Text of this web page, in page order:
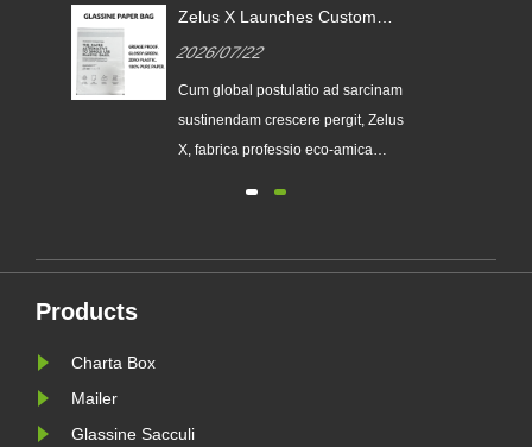
Zelus X Launches Custom
Global brands Replace Single-
use Plastic Packaging
2026/07/22
Cum global postulatio ad sarcinam
sustinendam crescere pergit, Zelus
X, fabrica professio eco-amica
Products
Charta Box
Mailer
Glassine Sacculi